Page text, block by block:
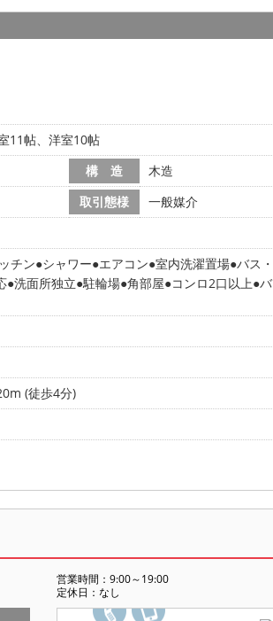
11帖、洋室10帖
構 造
木造
取引態様
一般媒介
チン シャワー エアコン 室内洗濯置場 バス・
洗面所独立 駐輪場 角部屋 コンロ2口以上 バ
(徒歩4分)
営業時間：9:00～19:00
定休日：なし